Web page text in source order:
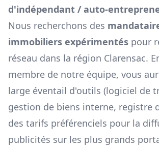
d'indépendant / auto-
Nous recherchons des
immobiliers expérimentés pour
réseau dans la région Clarensac.
membre de notre équipe, vous
large éventail d'outils (logiciel de
gestion de biens interne, registre
des tarifs préférenciels pour la
publicités sur les plus grands